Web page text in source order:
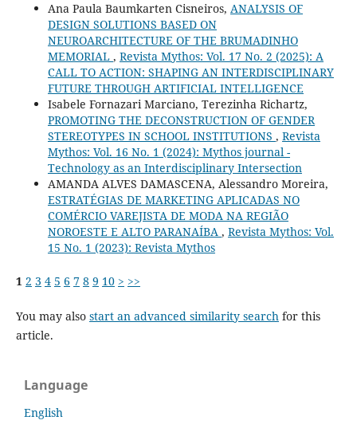
Ana Paula Baumkarten Cisneiros, ANALYSIS OF
DESIGN SOLUTIONS BASED ON
NEUROARCHITECTURE OF THE BRUMADINHO
MEMORIAL , Revista Mythos: Vol. 17 No. 2 (2025): A
CALL TO ACTION: SHAPING AN INTERDISCIPLINARY
FUTURE THROUGH ARTIFICIAL INTELLIGENCE
Isabele Fornazari Marciano, Terezinha Richartz,
PROMOTING THE DECONSTRUCTION OF GENDER
STEREOTYPES IN SCHOOL INSTITUTIONS , Revista
Mythos: Vol. 16 No. 1 (2024): Mythos journal -
Technology as an Interdisciplinary Intersection
AMANDA ALVES DAMASCENA, Alessandro Moreira,
ESTRATÉGIAS DE MARKETING APLICADAS NO
COMÉRCIO VAREJISTA DE MODA NA REGIÃO
NOROESTE E ALTO PARANAÍBA , Revista Mythos: Vol.
15 No. 1 (2023): Revista Mythos
1 2 3 4 5 6 7 8 9 10 > >>
You may also start an advanced similarity searchfor this
article.
Language
English